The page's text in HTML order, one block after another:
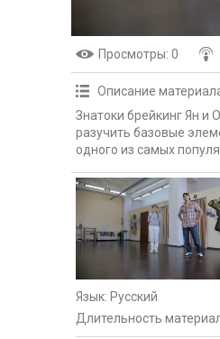
Просмотры: 0
Описание
Знатоки брейкинг Ян и
разучить базовые
одного из самых
Язык: Русский
Длительность